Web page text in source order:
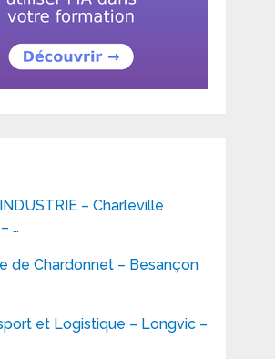
– Charleville
…
de Chardonnet – Besançon
et Logistique – Longvic –